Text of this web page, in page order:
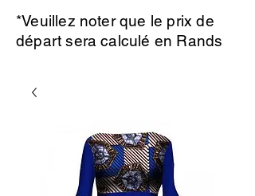
*Veuillez noter que le prix de
départ sera calculé en Rands